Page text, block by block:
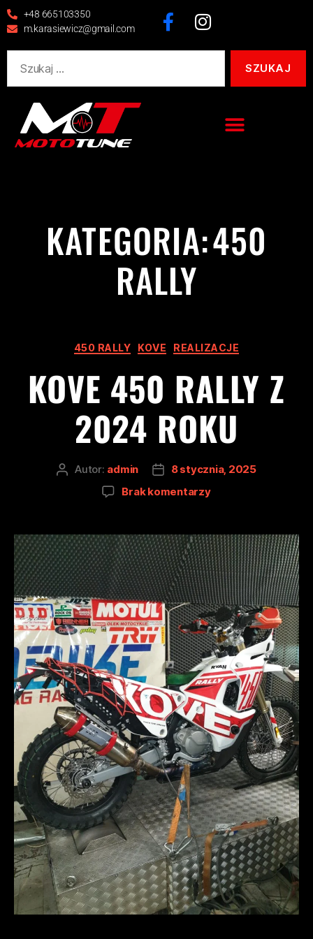
+48 665103350
m.karasiewicz@gmail.com
KATEGORIA:450
RALLY
450 RALLY KOVE REALIZACJE
KOVE 450 RALLY Z
2024 ROKU
Autor: admin
8 stycznia, 2025
Brak komentarzy